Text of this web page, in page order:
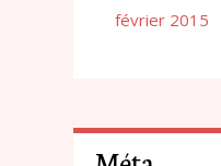
février 2015